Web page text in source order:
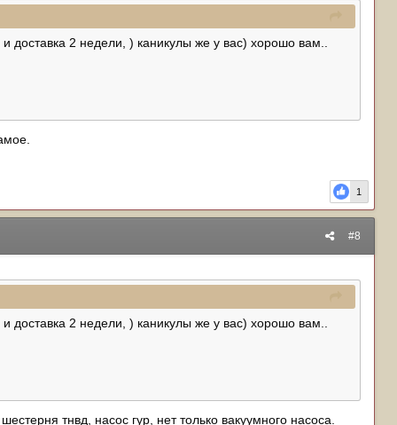
доставка 2 недели, ) каникулы же у вас) хорошо вам..
1
#8
доставка 2 недели, ) каникулы же у вас) хорошо вам..
тнвд, насос гур, нет только вакуумного насоса.